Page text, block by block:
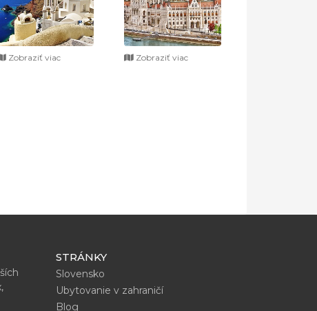
Zobraziť viac Zobraziť viac
STRÁNKY
Slovensko
Ubytovanie v zahraničí
Blog